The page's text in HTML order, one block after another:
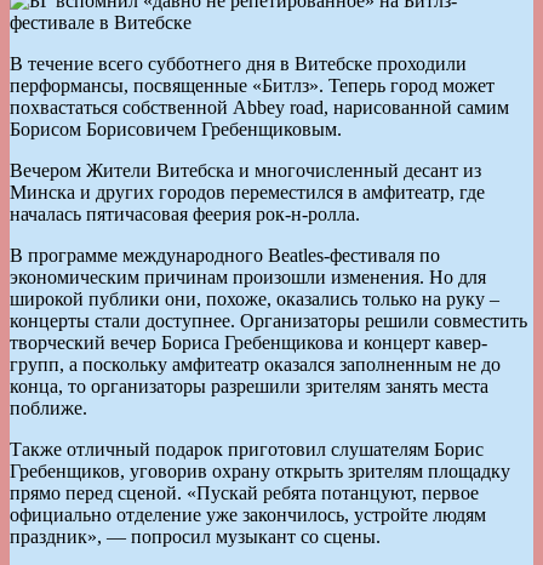
В течение всего субботнего дня в Витебске проходили
перформансы, посвященные «Битлз». Теперь город может
похвастаться собственной Abbey road, нарисованной самим
Борисом Борисовичем Гребенщиковым.
Вечером Жители Витебска и многочисленный десант из
Минска и других городов переместился в амфитеатр, где
началась пятичасовая феерия рок-н-ролла.
В программе международного Beatles-фестиваля по
экономическим причинам произошли изменения. Но для
широкой публики они, похоже, оказались только на руку –
концерты стали доступнее. Организаторы решили совместить
творческий вечер Бориса Гребенщикова и концерт кавер-
групп, а поскольку амфитеатр оказался заполненным не до
конца, то организаторы разрешили зрителям занять места
поближе.
Также отличный подарок приготовил слушателям Борис
Гребенщиков, уговорив охрану открыть зрителям площадку
прямо перед сценой. «Пускай ребята потанцуют, первое
официально отделение уже закончилось, устройте людям
праздник», — попросил музыкант со сцены.